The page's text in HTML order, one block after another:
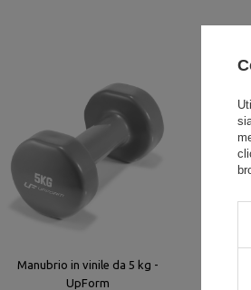
Manubrio in vinile da 5 kg -
UpForm